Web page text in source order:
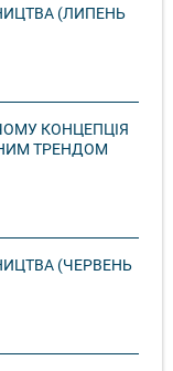
(ЛИПЕНЬ
КОНЦЕПЦІЯ
ТРЕНДОМ
(ЧЕРВЕНЬ